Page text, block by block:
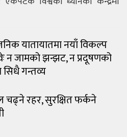
यातायातमा नयाँ विकल्प
न जामको झन्झट, न प्रदूषणको
सिधै गन्तव्य
चढ्ने रहर, सुरक्षित फर्कने